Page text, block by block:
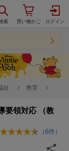
祉 教育
要領対応 （教
（6件）